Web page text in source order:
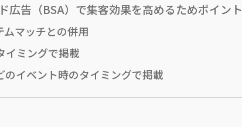
告（BSA）で集客効果を高めるためポイント
マッチとの併用
ミングで掲載
イベント時のタイミングで掲載